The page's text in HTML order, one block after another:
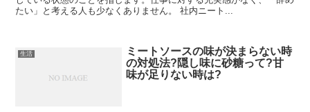
たい」と考える人も少なくありません。 社内ニート...
生活
ミートソースの味が決まらない時
の対処法?隠し味に砂糖って?甘
味が足りない時は?